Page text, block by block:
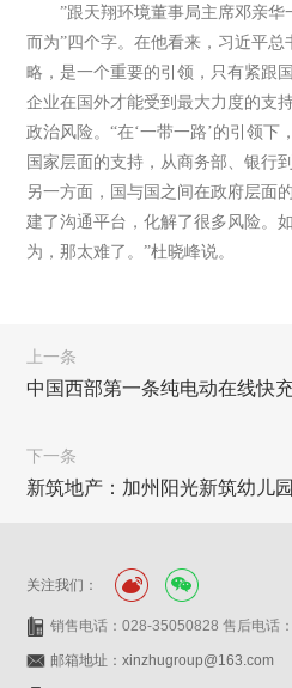
”跟天翔环境董事局主席邓亲
而为”四个字。在他看来，习近平总
略，是一个重要的引领，只有紧跟
企业在国外才能受到最大力度的支
政治风险。“在‘一带一路’的引领下
国家层面的支持，从商务部、银行
另一方面，国与国之间在政府层面
建了沟通平台，化解了很多风险。
为，那太难了。”杜晓峰说。
上一条
中国西部第一条纯电动在线快
下一条
新筑地产：加州阳光新筑幼儿
关注我们：
销售电话：028-35050828 售后电话
邮箱地址：xinzhugroup@163.com